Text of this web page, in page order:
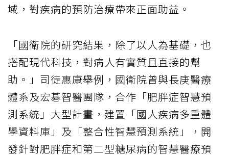
域，對疾病的預防治療帶來正面助益。
「國衛院的研究結果，除了以人為基礎，也
搭配現代科技，對病人有實質且直接的幫
助。」司徒惠康舉例，國衛院曾與長庚醫療
體系及宏碁智醫團隊，合作「肥胖症智慧預
測系統」大型計畫，建置「國人疾病多重體
學資料庫」及「整合性智慧預測系統」，開
發針對肥胖症和第二型糖尿病的智慧醫療預